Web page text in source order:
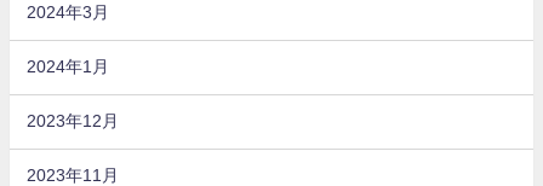
2024年3月
2024年1月
2023年12月
2023年11月